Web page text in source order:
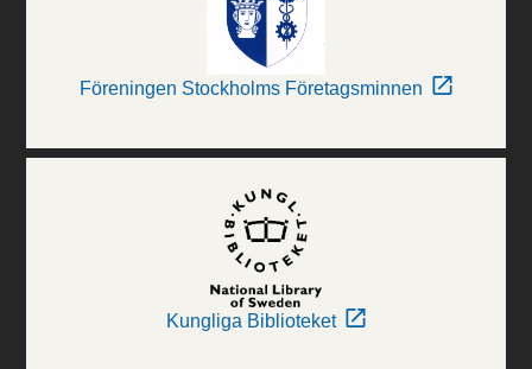
Föreningen Stockholms Företagsminnen
Kungliga Biblioteket